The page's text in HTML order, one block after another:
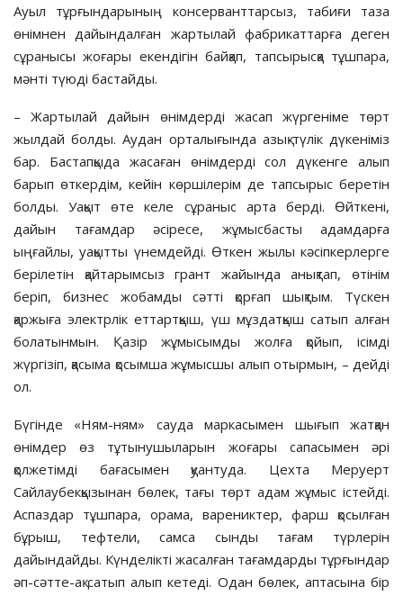
Ауыл тұрғындарының консерванттарсыз, табиғи таза
өнімнен дайындалған жартылай фабрикаттарға деген
сұранысы жоғары екендігін байқап, тапсырысқа тұшпара,
мәнті түюді бастайды.
– Жартылай дайын өнімдерді жасап жүргеніме төрт
жылдай болды. Аудан орталығында азық-түлік дүкеніміз
бар. Бастапқыда жасаған өнімдерді сол дүкенге алып
барып өткердім, кейін көршілерім де тапсырыс беретін
болды. Уақыт өте келе сұраныс арта берді. Өйткені,
дайын тағамдар әсіресе, жұмысбасты адамдарға
ыңғайлы, уақытты үнемдейді. Өткен жылы кәсіпкерлерге
берілетін қайтарымсыз грант жайында анықтап, өтінім
беріп, бизнес жобамды сәтті қорғап шықтым. Түскен
қаржыға электрлік еттартқыш, үш мұздатқыш сатып алған
болатынмын. Қазір жұмысымды жолға қойып, ісімді
жүргізіп, қасыма қосымша жұмысшы алып отырмын, – дейді
ол.
Бүгінде «Ням-ням» сауда маркасымен шығып жатқан
өнімдер өз тұтынушыларын жоғары сапасымен әрі
қолжетімді бағасымен қуантуда. Цехта Меруерт
Сайлаубекқызынан бөлек, тағы төрт адам жұмыс істейді.
Аспаздар тұшпара, орама, варениктер, фарш қосылған
бұрыш, тефтели, самса сынды тағам түрлерін
дайындайды. Күнделікті жасалған тағамдарды тұрғындар
әп-сәтте-ақ сатып алып кетеді. Одан бөлек, аптасына бір